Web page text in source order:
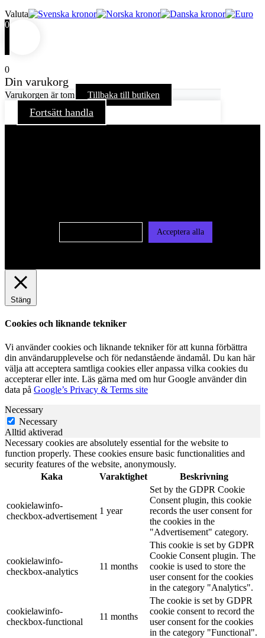
Valuta
0
0
Din varukorg
Varukorgen är tom Tillbaka till butiken
Fortsätt handla
Acceptera alla
Stäng
Cookies och liknande tekniker
Vi använder cookies och liknande tekniker för att kunna förbättra
din användarupplevelse och för nedanstående ändamål. Du kan här
välja att acceptera samtliga cookies eller anpassa vilka cookies du
accepterar eller inte. Läs gärna med om hur Google använder din
data på Google’s Privacy & Terms site
Necessary
Necessary
Alltid aktiverad
Necessary cookies are absolutely essential for the website to
function properly. These cookies ensure basic functionalities and
security features of the website, anonymously.
Kaka
Varaktighet Beskrivning
cookielawinfo-
checkbox-advertisement
1 year
Set by the GDPR Cookie
Consent plugin, this cookie
records the user consent for
the cookies in the
"Advertisement" category.
cookielawinfo-
checkbox-analytics
11 months
This cookie is set by GDPR
Cookie Consent plugin. The
cookie is used to store the
user consent for the cookies
in the category "Analytics".
cookielawinfo-
checkbox-functional
11 months
The cookie is set by GDPR
cookie consent to record the
user consent for the cookies
in the category "Functional".